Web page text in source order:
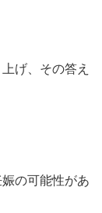
げ、その答え
の可能性があ